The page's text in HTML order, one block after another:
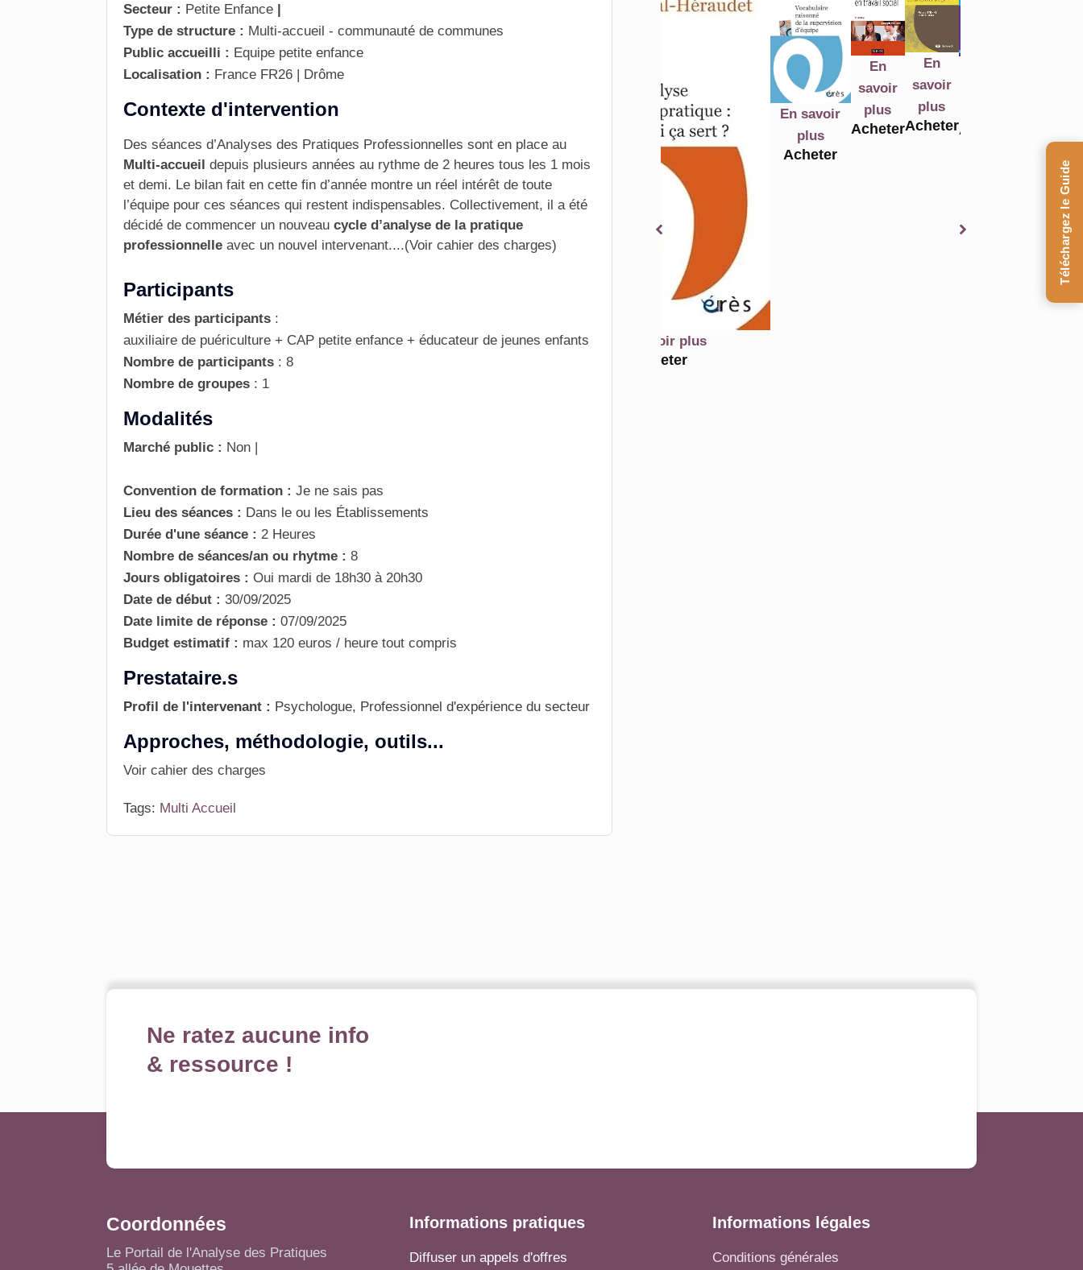
Secteur : Petite Enfance |
Type de structure : Multi-accueil - communauté de communes
Public accueilli : Equipe petite enfance
Localisation : France FR26 | Drôme
Contexte d'intervention
Des séances d’Analyses des Pratiques Professionnelles sont en place au
Multi-accueil depuis plusieurs années au rythme de 2 heures tous les 1 mois
et demi. Le bilan fait en cette fin d’année montre un réel intérêt de toute
l’équipe pour ces séances qui restent indispensables. Collectivement, il a été
décidé de commencer un nouveau cycle d’analyse de la pratique
professionnelle avec un nouvel intervenant....(Voir cahier des charges)
Participants
Métier des participants :
auxiliaire de puériculture + CAP petite enfance + éducateur de jeunes enfants
Nombre de participants : 8
Nombre de groupes : 1
Modalités
Marché public : Non |
Convention de formation : Je ne sais pas
Lieu des séances : Dans le ou les Établissements
Durée d'une séance : 2 Heures
Nombre de séances/an ou rhytme : 8
Jours obligatoires : Oui mardi de 18h30 à 20h30
Date de début : 30/09/2025
Date limite de réponse : 07/09/2025
Budget estimatif : max 120 euros / heure tout compris
Prestataire.s
Profil de l'intervenant : Psychologue, Professionnel d'expérience du secteur
Approches, méthodologie, outils...
Voir cahier des charges
Tags: Multi Accueil
En savoir plus
En savoir
Acheter
En
savoir
plus
Acheter
En
savoir
plus
Acheter
En
savoir
plus
AcheterAcheter
Ne ratez aucune info
& ressource !
Coordonnées
Le Portail de l'Analyse des Pratiques
Informations pratiques
Diffuser un appels d'offres
Informations légales
Conditions générales
Téléchargez le Guide